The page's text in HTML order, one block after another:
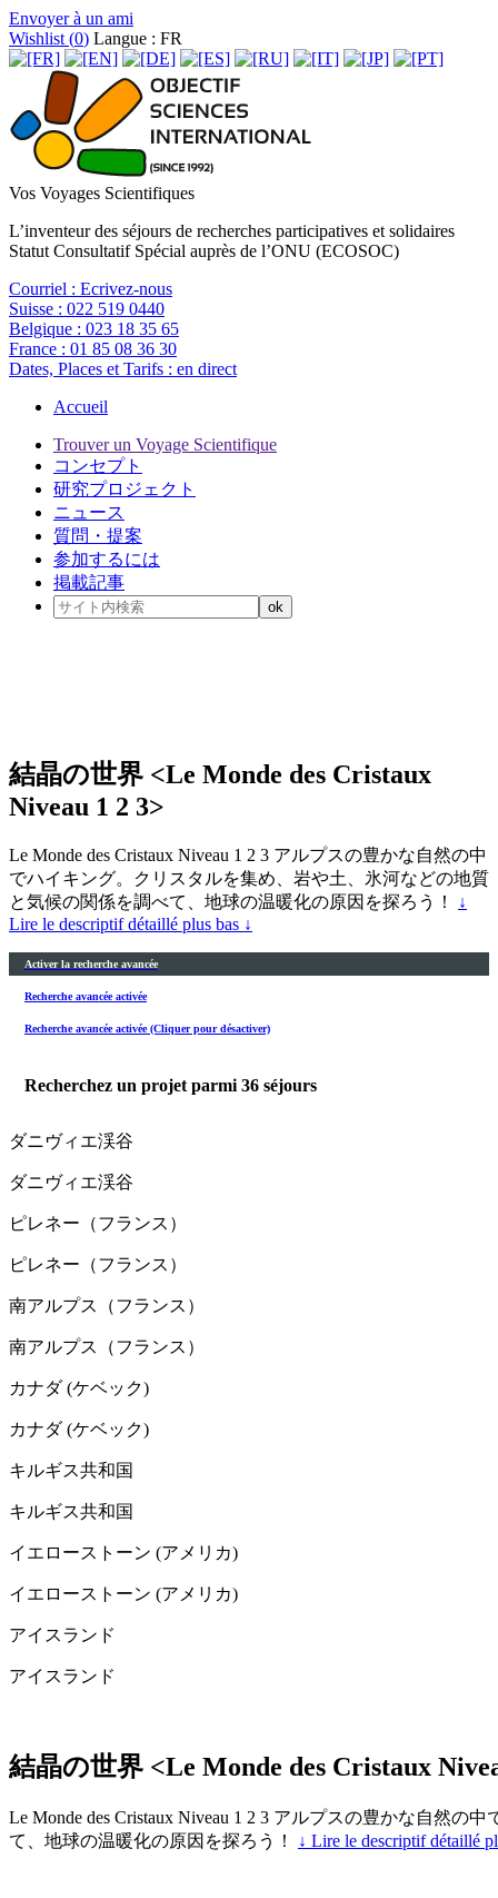
Envoyer à un ami
Wishlist (0) Langue : FR
Vos Voyages Scientifiques
L’inventeur des séjours de recherches participatives et solidaires
Statut Consultatif Spécial auprès de l’ONU (ECOSOC)
Courriel : Ecrivez-nous
Suisse : 022 519 0440
Belgique : 023 18 35 65
France : 01 85 08 36 30
Dates, Places et Tarifs : en direct
Accueil
Trouver un Voyage Scientifique
コンセプト
研究プロジェクト
ニュース
質問・提案
参加するには
掲載記事
結晶の世界 <Le Monde des Cristaux
Niveau 1 2 3>
Le Monde des Cristaux Niveau 1 2 3 アルプスの豊かな自然の中
でハイキング。クリスタルを集め、岩や土、氷河などの地質
と気候の関係を調べて、地球の温暖化の原因を探ろう！
↓
Lire le descriptif détaillé plus bas ↓
Activer la recherche avancée
Recherche avancée activée
Recherche avancée activée (Cliquer pour désactiver)
Recherchez un projet parmi 36 séjours
ダニヴィエ渓谷
ダニヴィエ渓谷
ピレネー（フランス）
ピレネー（フランス）
南アルプス（フランス）
南アルプス（フランス）
カナダ (ケベック)
カナダ (ケベック)
キルギス共和国
キルギス共和国
イエローストーン (アメリカ)
イエローストーン (アメリカ)
アイスランド
アイスランド
結晶の世界 <Le Monde des Cristaux
Le Monde des Cristaux Niveau 1 2 3 アルプスの豊かな自然
て、地球の温暖化の原因を探ろう！
↓ Lire le descriptif détaillé